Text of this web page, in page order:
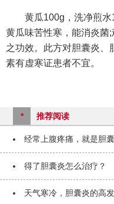
黄瓜100g，洗净煎水
黄瓜味苦性寒，能消炎菌
之功效。此方对胆囊炎、
素有虚寒证患者不宜。
* 推荐阅读
经常上腹疼痛，就是胆
得了胆囊炎怎么治疗？
天气寒冷，胆囊炎的高